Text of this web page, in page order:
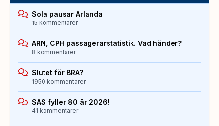
Sola pausar Arlanda
15 kommentarer
ARN, CPH passagerarstatistik. Vad händer?
8 kommentarer
Slutet för BRA?
1950 kommentarer
SAS fyller 80 år 2026!
41 kommentarer